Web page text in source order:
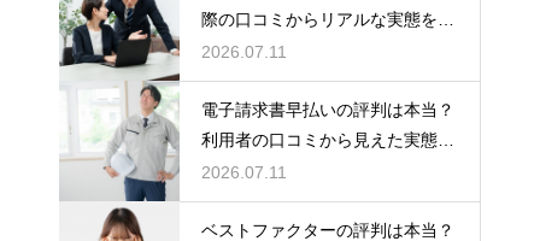
際の口コミからリアルな実態を検
証！
2026.07.11
電子請求書早払いの評判は本当？
利用者の口コミから見えた実態を
検証
2026.07.11
ベストファクターの評判は本当？